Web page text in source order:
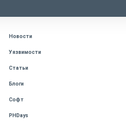
Новости
Уязвимости
Статьи
Блоги
Софт
PHDays